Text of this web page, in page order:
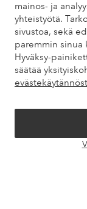
mainos- ja
yhteistyötä.
sivustoa, sekä
paremmin sinua
Hyväksy-
säätää
Asiakaspalvelu
Omat sivut